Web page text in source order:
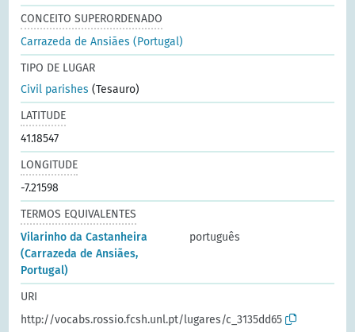
CONCEITO SUPERORDENADO
Carrazeda de Ansiães (Portugal)
TIPO DE LUGAR
Civil parishes (Tesauro)
LATITUDE
41.18547
LONGITUDE
-7.21598
TERMOS EQUIVALENTES
Vilarinho da Castanheira
(Carrazeda de Ansiães,
Portugal)
português
URI
http://vocabs.rossio.fcsh.unl.pt/lugares/c_3135dd65